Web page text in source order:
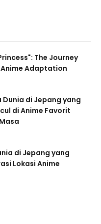
The Journey
Adaptation
Dunia di Jepang yang
di Anime Favorit
di Jepang yang
Lokasi Anime